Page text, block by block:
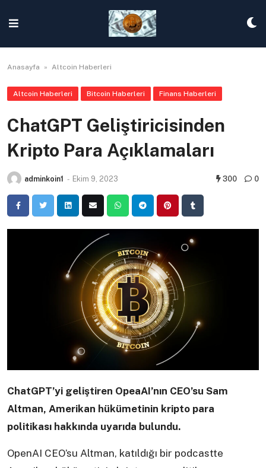
content
Anasayfa » Altcoin Haberleri
Altcoin Haberleri Bitcoin Haberleri Finans Haberleri
ChatGPT Geliştiricisinden
Kripto Para Açıklamaları
adminkoin1 - Ekim 9, 2023 300 0
ChatGPT’yi geliştiren OpeaAI’nın CEO’su Sam
Altman, Amerikan hükümetinin kripto para
politikası hakkında uyarıda bulundu.
OpenAI CEO’su Altman, katıldığı bir podcastte